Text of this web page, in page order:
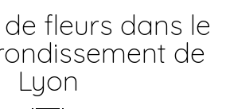
fleurs dans le
de
Lyon